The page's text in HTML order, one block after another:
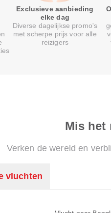
Exclusieve aanbieding
elke dag
Diverse dagelijkse promo's
met scherpe prijs voor alle
reizigers
Mis het
Verken de wereld en
vluchten